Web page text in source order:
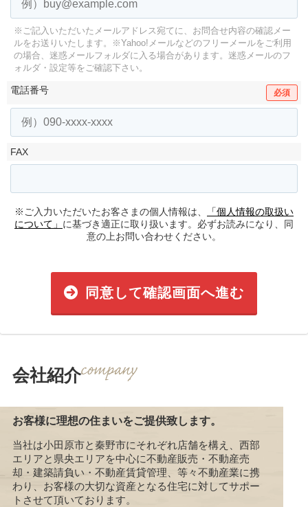
※ご記入いただいたメールアドレス宛てに、お問合せ内容の確認メー
ルをお送りいたします。
※Yahoo!メールなどのフリーメールをご利用
の場合、迷惑メールフォルダに入る場合があります。 迷惑メールのフ
ォルダ・設定等をご確認下さい。
電話番号 必須
FAX
※ご入力いただいたお客さまの個人情報は、
「個人情報の取扱い
について」 に基づき適正に取り扱います。必ずお読みになり、同
意の上お問い合わせください。
同意して確認画面へ進む
会社紹介
お客様に理想の住まいをご提供致します。
当社は小田原市と秦野市にそれぞれ店舗を構え、西部
エリアと県央エリアを中心に不動産販売・不動産売
却・建築請負い・不動産賃貸管理、等々不動産業に携
わり、お客様の大切な資産となる住宅に対してサポー
トさせて頂いております。